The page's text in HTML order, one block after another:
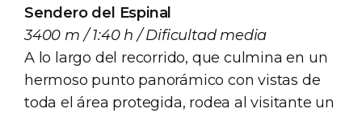
Sendero del Espinal
3400 m / 1:40 h / Dificultad media
A lo largo del recorrido, que culmina en un
hermoso punto panorámico con vistas de
toda el área protegida, rodea al visitante un